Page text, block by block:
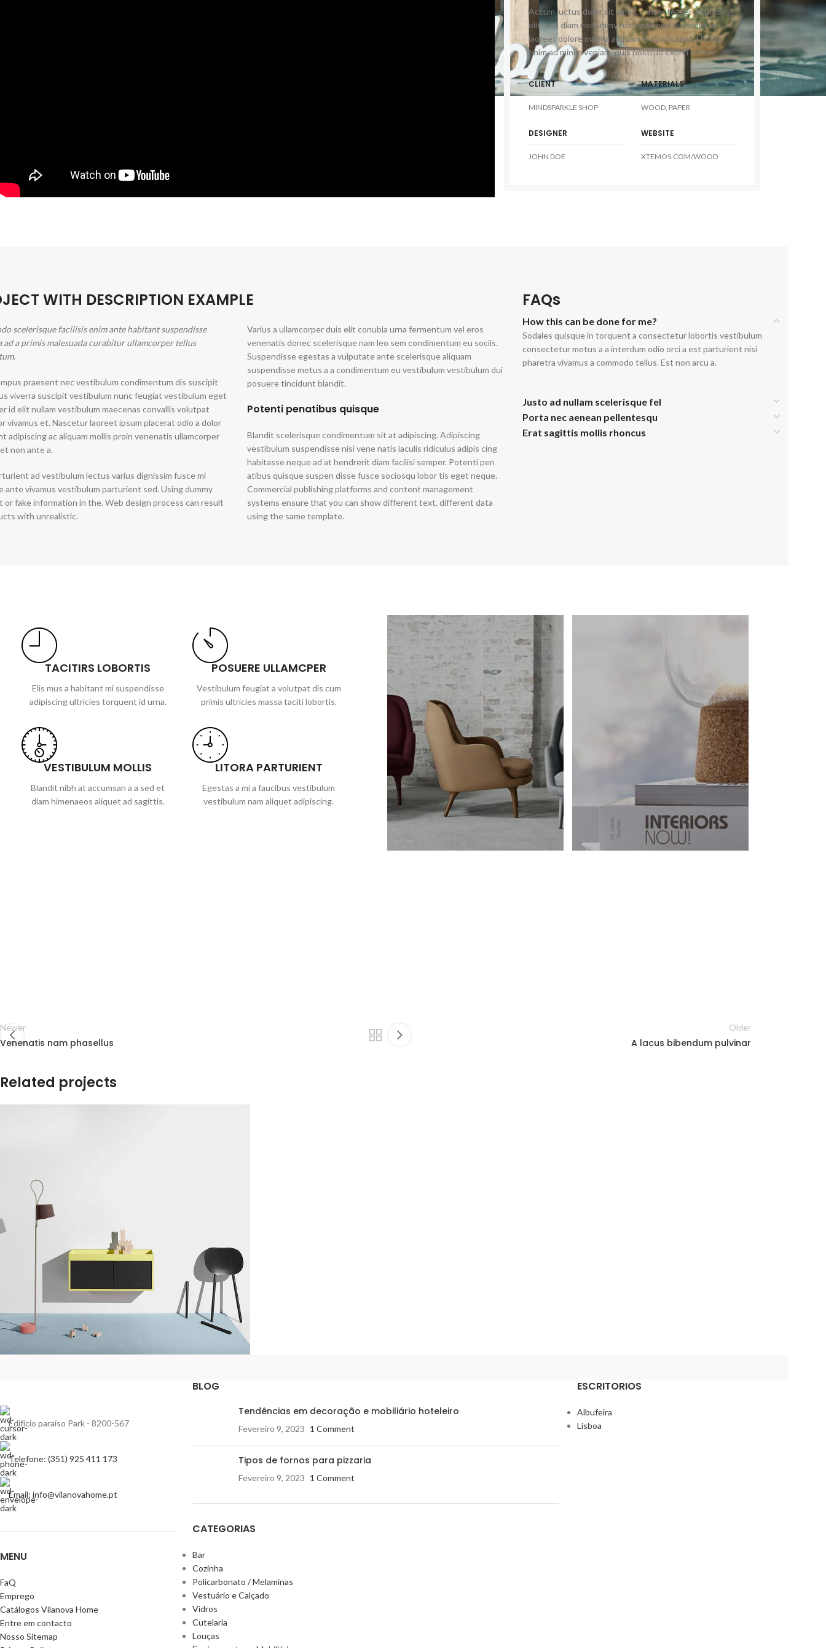
Accum luctus dolor sit amet, consectetuer adipiscing
elit, sed diam nonummy nibh euismod tincidunt ut
laoreet dolore magna aliquam erat volutpat. Ut wisi
enim ad minim veniam, quis nostrud exerci tation.
CLIENT
MINDSPARKLE SHOP
DESIGNER
JOHN DOE
MATERIALS
WOOD, PAPER
WEBSITE
XTEMOS.COM/WOOD
WITH DESCRIPTION EXAMPLE
scelerisque facilisis enim ante habitant suspendisse
a primis malesuada curabitur ullamcorper tellus
praesent nec vestibulum condimentum dis suscipit
viverra suscipit vestibulum nunc feugiat vestibulum eget
id elit nullam vestibulum maecenas convallis volutpat
vivamus et. Nascetur laoreet ipsum placerat odio a dolor
adipiscing ac aliquam mollis proin venenatis ullamcorper
non ante a.
ad vestibulum lectus varius dignissim fusce mi
ante vivamus vestibulum parturient sed. Using dummy
or fake information in the. Web design process can result
with unrealistic.
Varius a ullamcorper duis elit conubia urna fermentum vel eros
venenatis donec scelerisque nam leo sem condimentum eu sociis.
Suspendisse egestas a vulputate ante scelerisque aliquam
suspendisse metus a a condimentum eu vestibulum vestibulum dui
posuere tincidunt blandit.
Potenti penatibus quisque
Blandit scelerisque condimentum sit at adipiscing. Adipiscing
vestibulum suspendisse nisi vene natis iaculis ridiculus adipis cing
habitasse neque ad at hendrerit diam facilisi semper. Potenti pen
atibus quisque suspen disse fusce sociosqu lobor tis eget neque.
Commercial publishing platforms and content management
systems ensure that you can show different text, different data
using the same template.
FAQs
How this can be done for me?
Sodales quisque in torquent a consectetur lobortis vestibulum
consectetur metus a a interdum odio orci a est parturient nisi
pharetra vivamus a commodo tellus. Est non arcu a.
Justo ad nullam scelerisque fel
Porta nec aenean pellentesqu
Erat sagittis mollis rhoncus
TACITIRS LOBORTIS
Elis mus a habitant mi suspendisse
adipiscing ultricies torquent id urna.
VESTIBULUM MOLLIS
Blandit nibh at accumsan a a sed et
diam himenaeos aliquet ad sagittis.
POSUERE ULLAMCPER
Vestibulum feugiat a volutpat dis cum
primis ultricies massa taciti lobortis.
LITORA PARTURIENT
Egestas a mi a faucibus vestibulum
vestibulum nam aliquet adipiscing.
Newer
Venenatis nam phasellus
Older
A lacus bibendum pulvinar
Related projects
Suspendisse quam at vestibulum
Edifício paraíso Park - 8200-567
Telefone: (351) 925 411 173
Email: info@vilanovahome.pt
MENU
FaQ
Emprego
Catálogos Vilanova Home
Entre em contacto
Nosso Sitemap
Privacy Policy
BLOG
Tendências em decoração e mobiliário hoteleiro
Fevereiro 9, 2023 1 Comment
Tipos de fornos para pizzaria
Fevereiro 9, 2023 1 Comment
CATEGORIAS
Bar
Cozinha
Policarbonato / Melaminas
Vestuário e Calçado
Vidros
Cutelaria
Louças
Equipamentos e Mobiliário
ESCRITORIOS
Albufeira
Lisboa